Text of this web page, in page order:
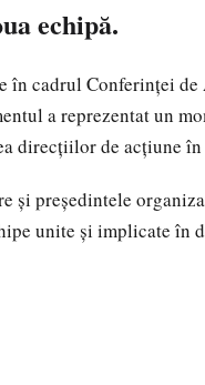
echipă.
în cadrul Conferinței
a reprezentat un
direcțiilor de acțiune în
și președintele
unite și implicate în